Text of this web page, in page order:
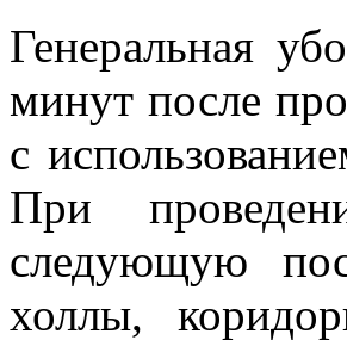
Генеральная
минут после
с
При
следующую
холлы,